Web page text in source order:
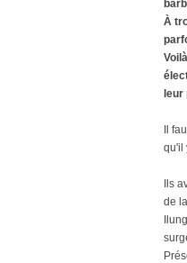
À
Il
qu'il
Ils
de